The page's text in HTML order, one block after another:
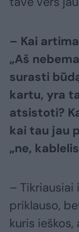
– Kai
„Aš
surasti
kartu, yra
atsistoti?
kai tau jau
„ne,
–
priklauso,
kuris